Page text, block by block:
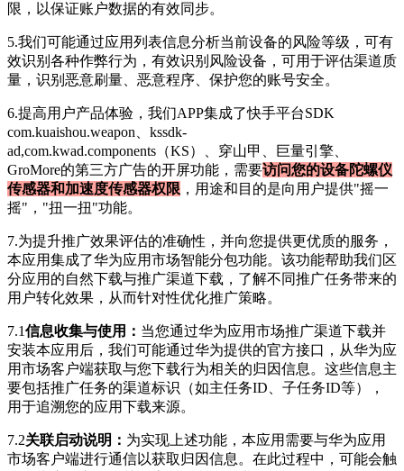
限，以保证账户数据的有效同步。
5.我们可能通过应用列表信息分析当前设备的风险等级，可有
效识别各种作弊行为，有效识别风险设备，可用于评估渠道质
量，识别恶意刷量、恶意程序、保护您的账号安全。
6.提高用户产品体验，我们APP集成了快手平台SDK
com.kuaishou.weapon、kssdk-
ad,com.kwad.components（KS）、穿山甲、巨量引擎、
GroMore的第三方广告的开屏功能，需要访问您的设备陀螺仪
传感器和加速度传感器权限 ，用途和目的是向用户提供"摇一
摇"，"扭一扭"功能。
7.为提升推广效果评估的准确性，并向您提供更优质的服务，
本应用集成了华为应用市场智能分包功能。该功能帮助我们区
分应用的自然下载与推广渠道下载，了解不同推广任务带来的
用户转化效果，从而针对性优化推广策略。
7.1信息收集与使用： 当您通过华为应用市场推广渠道下载并
安装本应用后，我们可能通过华为提供的官方接口，从华为应
用市场客户端获取与您下载行为相关的归因信息。这些信息主
要包括推广任务的渠道标识（如主任务ID、子任务ID等），
用于追溯您的应用下载来源。
7.2关联启动说明： 为实现上述功能，本应用需要与华为应用
市场客户端进行通信以获取归因信息。在此过程中，可能会触